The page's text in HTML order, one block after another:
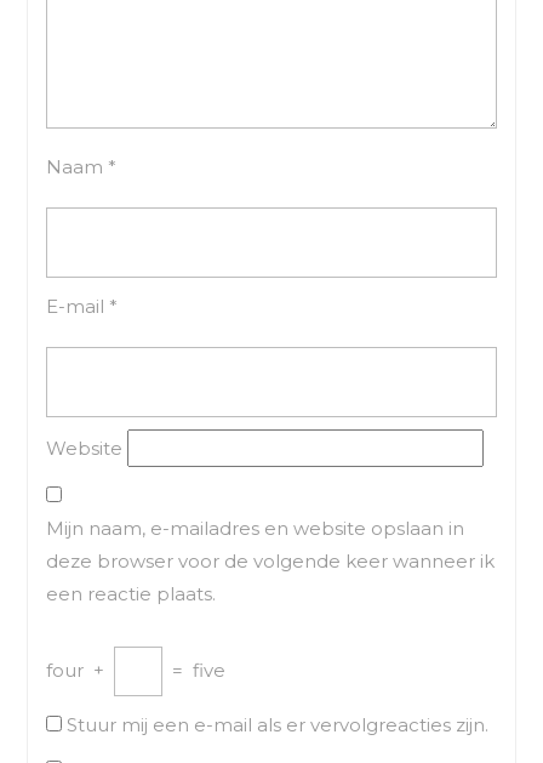
Naam *
E-mail *
Website
Mijn naam, e-mailadres en website opslaan in
deze browser voor de volgende keer wanneer ik
een reactie plaats.
four + = five
Stuur mij een e-mail als er vervolgreacties zijn.